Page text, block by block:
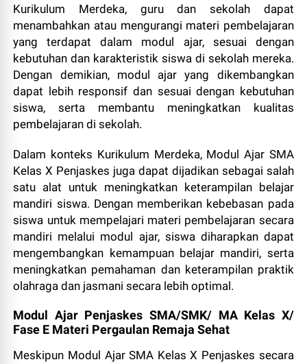
Kurikulum Merdeka, guru dan sekolah dapat
menambahkan atau mengurangi materi pembelajaran
yang terdapat dalam modul ajar, sesuai dengan
kebutuhan dan karakteristik siswa di sekolah mereka.
Dengan demikian, modul ajar yang dikembangkan
dapat lebih responsif dan sesuai dengan kebutuhan
siswa, serta membantu meningkatkan kualitas
pembelajaran di sekolah.
Dalam konteks Kurikulum Merdeka, Modul Ajar SMA
Kelas X Penjaskes juga dapat dijadikan sebagai salah
satu alat untuk meningkatkan keterampilan belajar
mandiri siswa. Dengan memberikan kebebasan pada
siswa untuk mempelajari materi pembelajaran secara
mandiri melalui modul ajar, siswa diharapkan dapat
mengembangkan kemampuan belajar mandiri, serta
meningkatkan pemahaman dan keterampilan praktik
olahraga dan jasmani secara lebih optimal.
Modul Ajar Penjaskes SMA/SMK/ MA Kelas X/
Fase E Materi Pergaulan Remaja Sehat
Meskipun Modul Ajar SMA Kelas X Penjaskes secara